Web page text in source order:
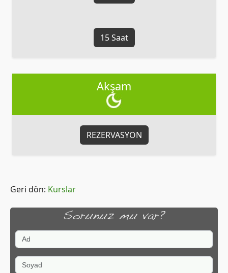
15 Saat
Akşam
REZERVASYON
Geri dön: Kurslar
Sorunuz mu var?
Ad
Soyad